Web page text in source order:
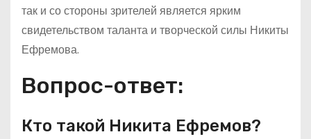
так и со стороны зрителей является ярким
свидетельством таланта и творческой силы Никиты
Ефремова.
Вопрос-ответ:
Кто такой Никита Ефремов?